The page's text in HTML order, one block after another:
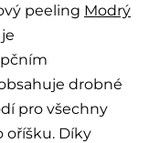
peeling Modrý
drobné
pro všechny
oříšku. Díky